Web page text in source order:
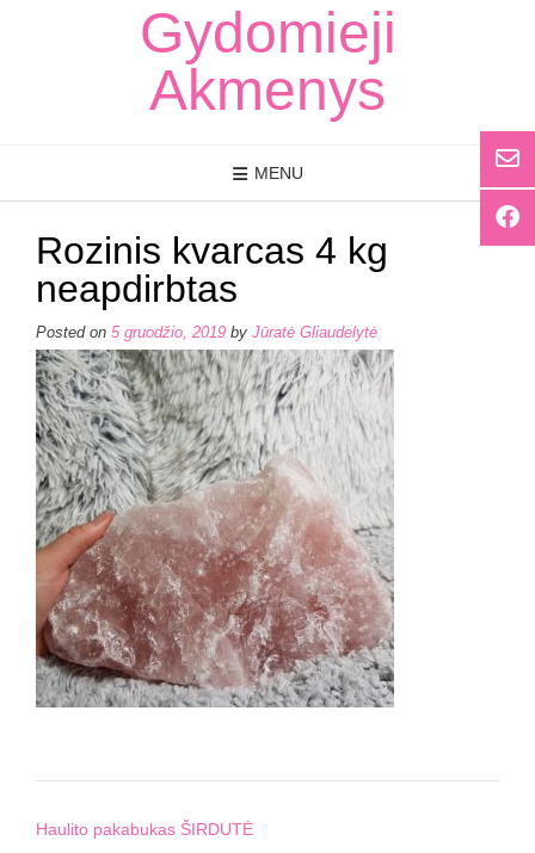
Gydomieji
Akmenys
MENU
Rozinis kvarcas 4 kg
neapdirbtas
Posted on 5 gruodžio, 2019 by Jūratė Gliaudelytė
Post
Haulito pakabukas ŠIRDUTĖ